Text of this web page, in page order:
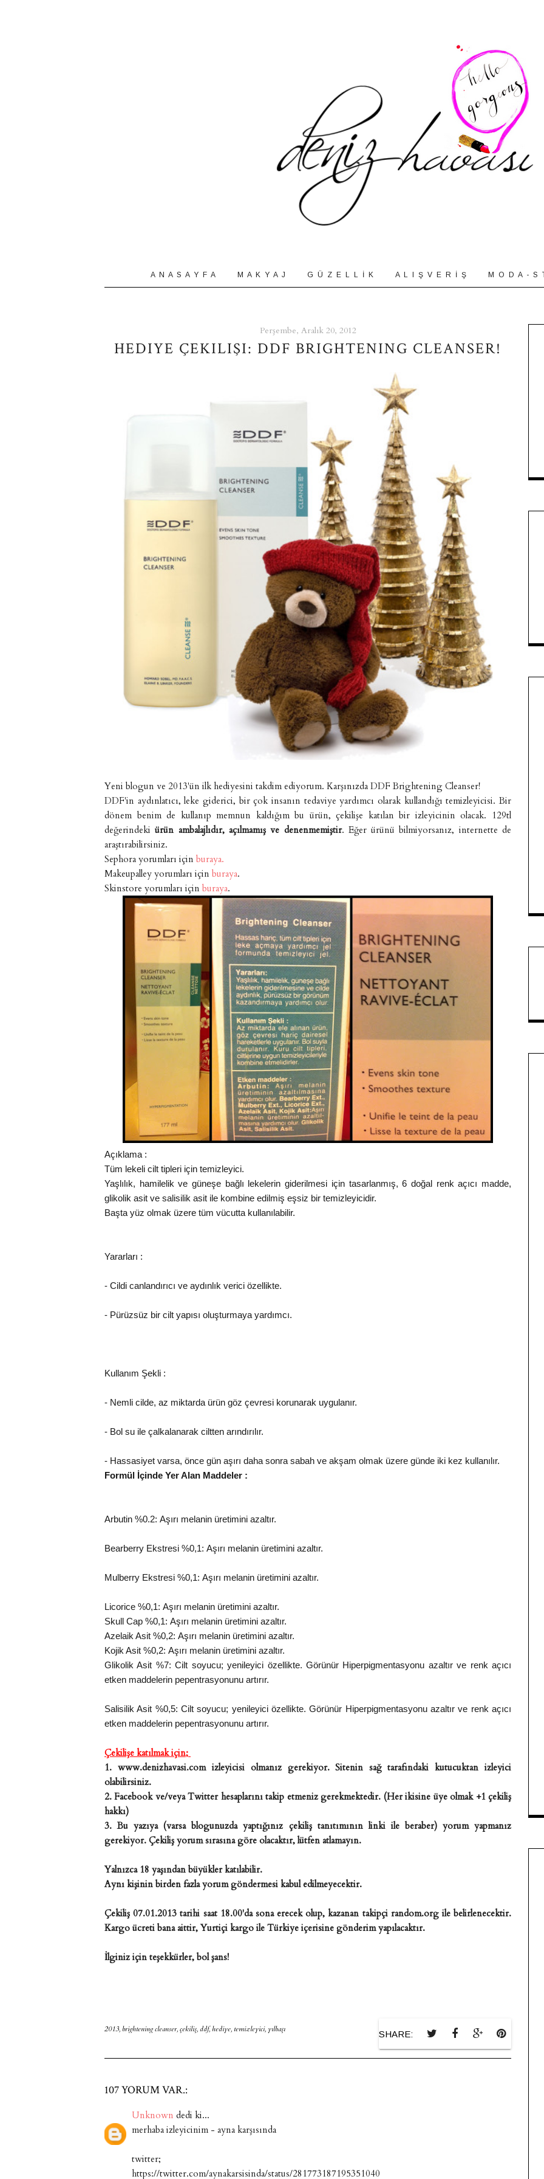
A N A S A Y F A M A K Y A J G Ü Z E L L İ K A L I Ş V E R İ Ş M O D A - S
Perşembe, Aralık 20, 2012
HEDIYE ÇEKILIŞI: DDF BRIGHTENING CLEANSER!
Yeni blogun ve 2013'ün ilk hediyesini takdim ediyorum. Karşınızda DDF Brightening Cleanser!
DDF'in aydınlatıcı, leke giderici, bir çok insanın tedaviye yardımcı olarak kullandığı temizleyicisi. Bir
dönem benim de kullanıp memnun kaldığım bu ürün, çekilişe katılan bir izleyicinin olacak. 129tl
değerindekiürün ambalajlıdır, açılmamış ve denenmemiştir. Eğer ürünü bilmiyorsanız, internette de
araştırabilirsiniz.
Sephora yorumları için buraya.
Makeupalley yorumları için buraya.
Skinstore yorumları için buraya.
Açıklama :
Tüm lekeli cilt tipleri için temizleyici.
Yaşlılık, hamilelik ve güneşe bağlı lekelerin giderilmesi için tasarlanmış, 6 doğal renk açıcı madde,
glikolik asit ve salisilik asit ile kombine edilmiş eşsiz bir temizleyicidir.
Başta yüz olmak üzere tüm vücutta kullanılabilir.
Yararları :
- Cildi canlandırıcı ve aydınlık verici özellikte.
- Pürüzsüz bir cilt yapısı oluşturmaya yardımcı.
Kullanım Şekli :
- Nemli cilde, az miktarda ürün göz çevresi korunarak uygulanır.
- Bol su ile çalkalanarak ciltten arındırılır.
- Hassasiyet varsa, önce gün aşırı daha sonra sabah ve akşam olmak üzere günde iki kez kullanılır.
Formül İçinde Yer Alan Maddeler :
Arbutin %0.2: Aşırı melanin üretimini azaltır.
Bearberry Ekstresi %0,1: Aşırı melanin üretimini azaltır.
Mulberry Ekstresi %0,1: Aşırı melanin üretimini azaltır.
Licorice %0,1: Aşırı melanin üretimini azaltır.
Skull Cap %0,1: Aşırı melanin üretimini azaltır.
Azelaik Asit %0,2: Aşırı melanin üretimini azaltır.
Kojik Asit %0,2: Aşırı melanin üretimini azaltır.
Glikolik Asit %7: Cilt soyucu; yenileyici özellikte. Görünür Hiperpigmentasyonu azaltır ve renk açıcı
etken maddelerin pepentrasyonunu artırır.
Salisilik Asit %0,5: Cilt soyucu; yenileyici özellikte. Görünür Hiperpigmentasyonu azaltır ve renk açıcı
etken maddelerin pepentrasyonunu artırır.
Çekilişe katılmak için;
1. www.denizhavasi.com izleyicisi olmanız gerekiyor. Sitenin sağ tarafındaki kutucuktan izleyici
olabilirsiniz.
2. Facebook ve/veya Twitter hesaplarını takip etmeniz gerekmektedir. (Her ikisine üye olmak +1 çekiliş
hakkı)
3. Bu yazıya (varsa blogunuzda yaptığınız çekiliş tanıtımının linki ile beraber) yorum yapmanız
gerekiyor. Çekiliş yorum sırasına göre olacaktır, lütfen atlamayın.
Yalnızca 18 yaşından büyükler katılabilir.
Aynı kişinin birden fazla yorum göndermesi kabul edilmeyecektir.
Çekiliş 07.01.2013 tarihi saat 18.00'da sona erecek olup, kazanan takipçi random.org ile belirlenecektir.
Kargo ücreti bana aittir, Yurtiçi kargo ile Türkiye içerisine gönderim yapılacaktır.
İlginiz için teşekkürler, bol şans!
2013,brightening cleanser,çekiliş,ddf,hediye,temizleyici,yılbaşı SHARE:
107 YORUM VAR.:
Unknown dedi ki...
merhaba izleyicinim - ayna karşısında
twitter;
https://twitter.com/aynakarsisinda/status/281773187195351040